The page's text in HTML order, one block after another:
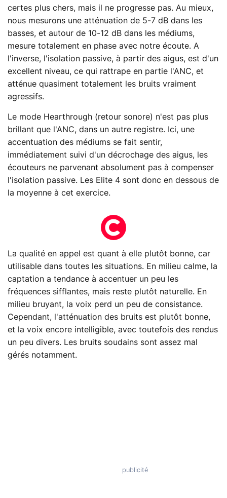
certes plus chers, mais il ne progresse pas. Au mieux,
nous mesurons une atténuation de 5-7 dB dans les
basses, et autour de 10-12 dB dans les médiums,
mesure totalement en phase avec notre écoute. A
l'inverse, l'isolation passive, à partir des aigus, est d'un
excellent niveau, ce qui rattrape en partie l'ANC, et
atténue quasiment totalement les bruits vraiment
agressifs.
Le mode Hearthrough (retour sonore) n'est pas plus
brillant que l'ANC, dans un autre registre. Ici, une
accentuation des médiums se fait sentir,
immédiatement suivi d'un décrochage des aigus, les
écouteurs ne parvenant absolument pas à compenser
l'isolation passive. Les Elite 4 sont donc en dessous de
la moyenne à cet exercice.
La qualité en appel est quant à elle plutôt bonne, car
utilisable dans toutes les situations. En milieu calme, la
captation a tendance à accentuer un peu les
fréquences sifflantes, mais reste plutôt naturelle. En
milieu bruyant, la voix perd un peu de consistance.
Cependant, l'atténuation des bruits est plutôt bonne,
et la voix encore intelligible, avec toutefois des rendus
un peu divers. Les bruits soudains sont assez mal
gérés notamment.